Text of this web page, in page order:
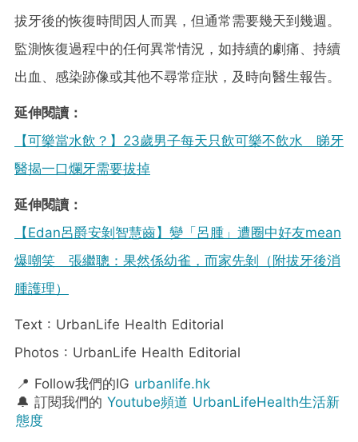
拔牙後的恢復時間因人而異，但通常需要幾天到幾週。
監測恢復過程中的任何異常情況，如持續的劇痛、持續
出血、感染跡像或其他不尋常症狀，及時向醫生報告。
延伸閱讀：
【可樂當水飲？】23歲男子每天只飲可樂不飲水 睇牙
醫揭一口爛牙需要拔掉
延伸閱讀：
【Edan呂爵安剝智慧齒】變「呂腫」遭圈中好友mean
爆嘲笑 張繼聰：果然係幼雀，而家先剝（附拔牙後消
腫護理）
Text : UrbanLife Health Editorial
Photos : UrbanLife Health Editorial
📍 Follow我們的IG urbanlife.hk
🔔 訂閱我們的 Youtube頻道 UrbanLifeHealth生活新
態度